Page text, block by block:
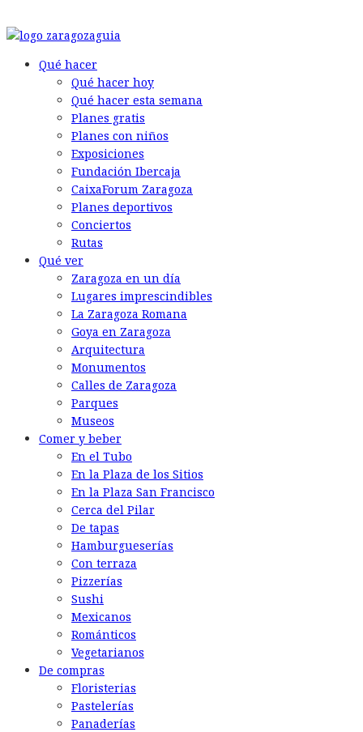
Qué hacer
Qué hacer hoy
Qué hacer esta semana
Planes gratis
Planes con niños
Exposiciones
Fundación Ibercaja
CaixaForum Zaragoza
Planes deportivos
Conciertos
Rutas
Qué ver
Zaragoza en un día
Lugares imprescindibles
La Zaragoza Romana
Goya en Zaragoza
Arquitectura
Monumentos
Calles de Zaragoza
Parques
Museos
Comer y beber
En el Tubo
En la Plaza de los Sitios
En la Plaza San Francisco
Cerca del Pilar
De tapas
Hamburgueserías
Con terraza
Pizzerías
Sushi
Mexicanos
Románticos
Vegetarianos
De compras
Floristerias
Pastelerías
Panaderías